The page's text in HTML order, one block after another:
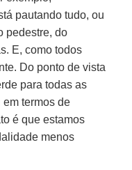
pautando tudo, ou
pedestre, do
E, como todos
Do ponto de vista
para todas as
termos de
é que estamos
menos